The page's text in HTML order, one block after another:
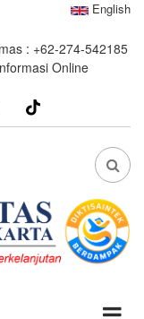
English
: +62-274-542185
Online
youtube
FA